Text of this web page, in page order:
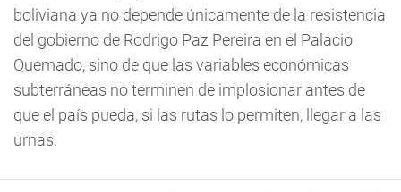
boliviana ya no depende únicamente de la resistencia
del gobierno de Rodrigo Paz Pereira en el Palacio
Quemado, sino de que las variables económicas
subterráneas no terminen de implosionar antes de
que el país pueda, si las rutas lo permiten, llegar a las
urnas.